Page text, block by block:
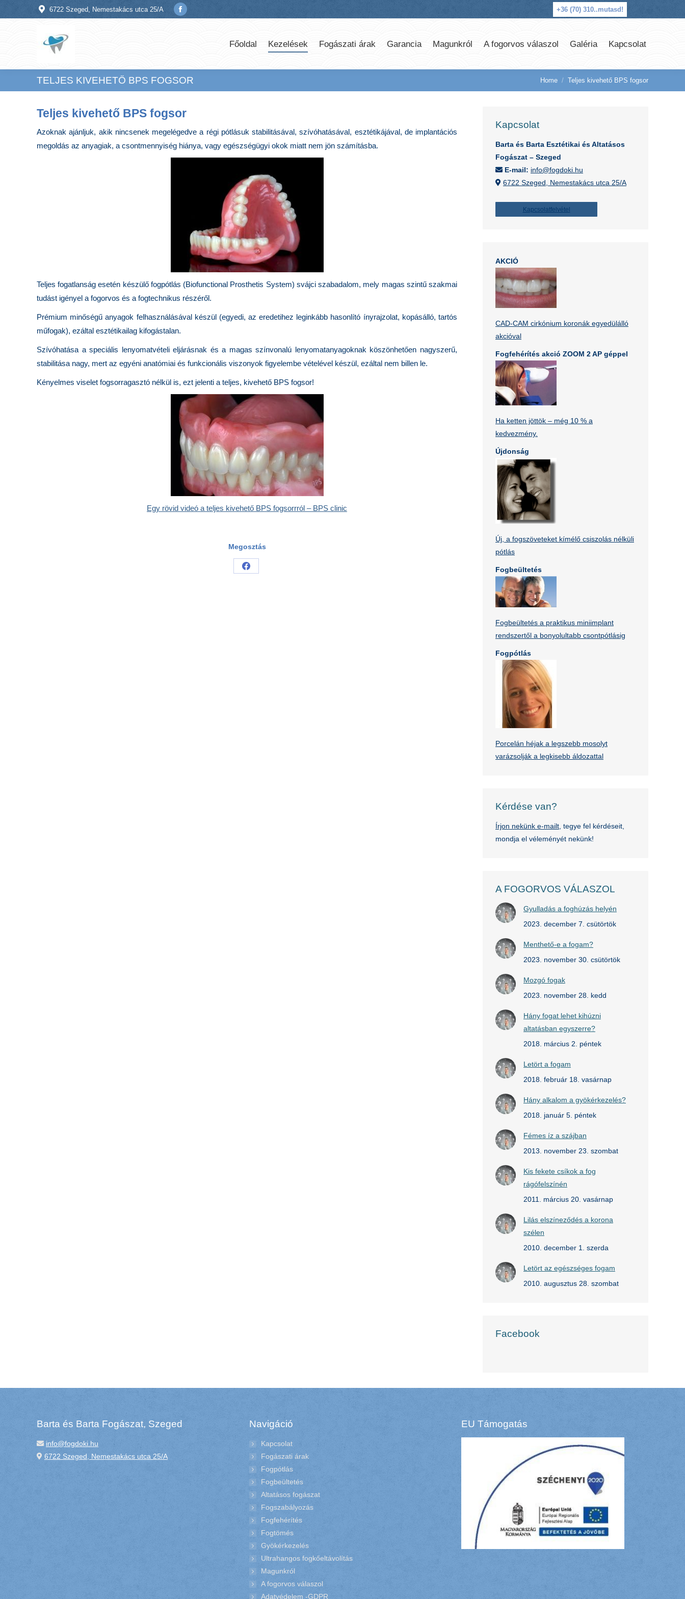
6722 Szeged, Nemestakács utca 25/A
Facebook
new
window
+36 (70) 310..mutasd!
Főoldal Kezelések Fogászati árak Garancia Magunkról A fogorvos válaszol Galéria Kapcsolat
TELJES KIVEHETŐ BPS FOGSOR You are here:
Home Teljes kivehető BPS fogsor
Teljes kivehető BPS fogsor
Azoknak ajánljuk, akik nincsenek megelégedve a régi pótlásuk stabilitásával, szívóhatásával, esztétikájával, de implantációs
megoldás az anyagiak, a csontmennyiség hiánya, vagy egészségügyi okok miatt nem jön számításba.
Teljes fogatlanság esetén készülő fogpótlás (Biofunctional Prosthetis System) svájci szabadalom, mely magas szintű szakmai
tudást igényel a fogorvos és a fogtechnikus részéről.
Prémium minőségű anyagok felhasználásával készül (egyedi, az eredetihez leginkább hasonlító ínyrajzolat, kopásálló, tartós
műfogak), ezáltal esztétikailag kifogástalan.
Szívóhatása a speciális lenyomatvételi eljárásnak és a magas színvonalú lenyomatanyagoknak köszönhetően nagyszerű,
stabilitása nagy, mert az egyéni anatómiai és funkcionális viszonyok figyelembe vételével készül, ezáltal nem billen le.
Kényelmes viselet fogsorragasztó nélkül is, ezt jelenti a teljes, kivehető BPS fogsor!
Egy rövid videó a teljes kivehető BPS fogsorrról – BPS clinic
Megosztás
Share
Kapcsolat
Barta és Barta Esztétikai és Altatásos
Fogászat – Szeged
E-mail: info@fogdoki.hu
6722 Szeged, Nemestakács utca 25/A
Kapcsolatfelvétel
AKCIÓ
CAD-CAM cirkónium koronák egyedülálló
akcióval
Fogfehérítés akció ZOOM 2 AP géppel
Ha ketten jöttök – még 10 % a
kedvezmény.
Újdonság
Új, a fogszöveteket kímélő csiszolás nélküli
pótlás
Fogbeültetés
Fogbeültetés a praktikus miniimplant
rendszertől a bonyolultabb csontpótlásig
Fogpótlás
Porcelán héjak a legszebb mosolyt
varázsolják a legkisebb áldozattal
Kérdése van?
Írjon nekünk e-mailt , tegye fel kérdéseit,
mondja el véleményét nekünk!
A FOGORVOS VÁLASZOL
Gyulladás a foghúzás helyén
2023. december 7. csütörtök
Menthető-e a fogam?
2023. november 30. csütörtök
Mozgó fogak
2023. november 28. kedd
Hány fogat lehet kihúzni
altatásban egyszerre?
2018. március 2. péntek
Letört a fogam
2018. február 18. vasárnap
Hány alkalom a gyökérkezelés?
2018. január 5. péntek
Fémes íz a szájban
2013. november 23. szombat
Kis fekete csíkok a fog
rágófelszínén
2011. március 20. vasárnap
Lilás elszíneződés a korona
szélen
2010. december 1. szerda
Letört az egészséges fogam
2010. augusztus 28. szombat
Facebook
Barta és Barta Fogászat, Szeged
info@fogdoki.hu
6722 Szeged, Nemestakács utca 25/A
Navigáció
Kapcsolat
Fogászati árak
Fogpótlás
Fogbeültetés
Altatásos fogászat
Fogszabályozás
Fogfehérítés
Fogtömés
Gyökérkezelés
Ultrahangos fogkőeltávolítás
Magunkról
A fogorvos válaszol
Adatvédelem -GDPR
EU Támogatás